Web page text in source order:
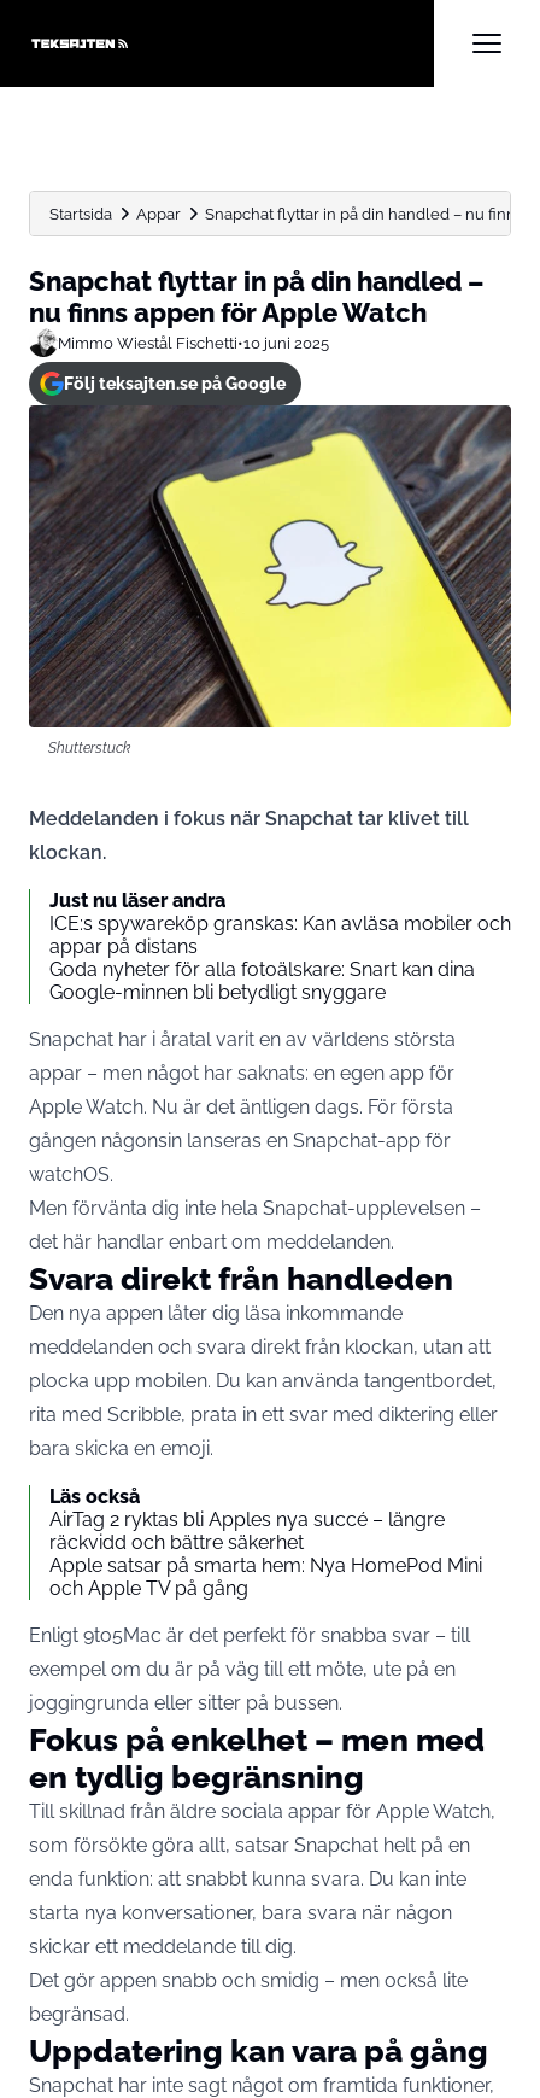
Startsida Appar Snapchat flyttar in på din handled – nu finns
Snapchat flyttar in på din handled –
nu finns appen för Apple Watch
Mimmo Wiestål Fischetti•10 juni 2025
Följ teksajten.se på Google
Shutterstuck
Meddelanden i fokus när Snapchat tar klivet till
klockan.
Just nu läser andra
ICE:s spywareköp granskas: Kan avläsa mobiler och
appar på distans
Goda nyheter för alla fotoälskare: Snart kan dina
Google-minnen bli betydligt snyggare
Snapchat har i åratal varit en av världens största
appar – men något har saknats: en egen app för
Apple Watch. Nu är det äntligen dags. För första
gången någonsin lanseras en Snapchat-app för
watchOS.
Men förvänta dig inte hela Snapchat-upplevelsen –
det här handlar enbart om meddelanden.
Svara direkt från handleden
Den nya appen låter dig läsa inkommande
meddelanden och svara direkt från klockan, utan att
plocka upp mobilen. Du kan använda tangentbordet,
rita med Scribble, prata in ett svar med diktering eller
bara skicka en emoji.
Läs också
AirTag 2 ryktas bli Apples nya succé – längre
räckvidd och bättre säkerhet
Apple satsar på smarta hem: Nya HomePod Mini
och Apple TV på gång
Enligt 9to5Mac är det perfekt för snabba svar – till
exempel om du är på väg till ett möte, ute på en
joggingrunda eller sitter på bussen.
Fokus på enkelhet – men med
en tydlig begränsning
Till skillnad från äldre sociala appar för Apple Watch,
som försökte göra allt, satsar Snapchat helt på en
enda funktion: att snabbt kunna svara. Du kan inte
starta nya konversationer, bara svara när någon
skickar ett meddelande till dig.
Det gör appen snabb och smidig – men också lite
begränsad.
Uppdatering kan vara på gång
Snapchat har inte sagt något om framtida funktioner,